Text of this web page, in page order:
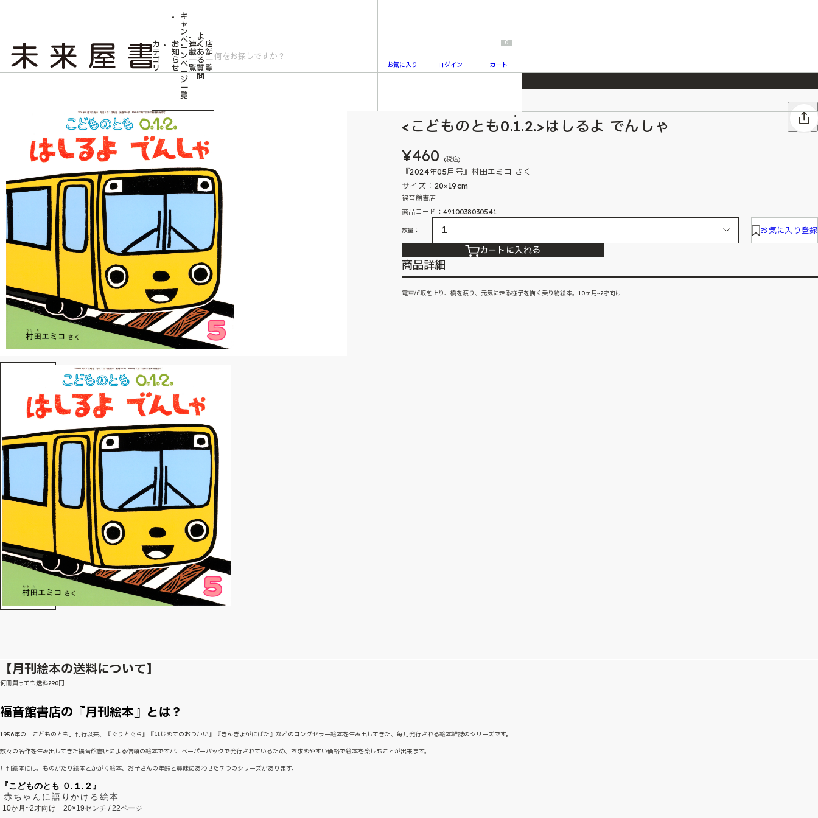
2026/7/23 『ONE PIECE magazine 021 ONE PIECEカード付き同梱版』発売延期のご案内
カ
テ
ゴ
リ
お
知
ら
せ
キ
ャ
ン
ペ
ー
ン
ペ
ー
ジ
一
覧
連
載
一
覧
よ
く
あ
る
質
問
店
舗
一
覧
お気に入り ログイン
0
カート
<こどものとも0.1.2.>はしるよ でんしゃ
<こどものとも0.1.2.>はしるよ でんしゃ
¥460 (税込)
『2024年05月号』村田エミコ さく
サイズ：20×19cm
福音館書店
商品コード：4910038030541
数量： お気に入り登録
カートに入れる
商品詳細
電車が坂を上り、橋を渡り、元気に走る様子を描く乗り物絵本。10ヶ月~2才向け
【月刊絵本の送料について】
何冊買っても送料290円
福音館書店の『月刊絵本』とは？
1956年の「こどものとも」刊行以来、『ぐりとぐら』『はじめてのおつかい』『きんぎょがにげた』などのロングセラー絵本を生み出してきた、毎月発行される絵本雑誌のシリーズです。
数々の名作を生み出してきた福音館書店による信頼の絵本ですが、ペーパーバックで発行されているため、お求めやすい価格で絵本を楽しむことが出来ます。
月刊絵本には、ものがたり絵本とかがく絵本、お子さんの年齢と興味にあわせた７つのシリーズがあります。
『こどものとも ０.１.２』
赤ちゃんに語りかける絵本
10か月~2才向け 20×19センチ / 22ページ